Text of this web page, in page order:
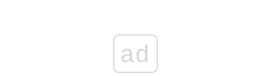
ad